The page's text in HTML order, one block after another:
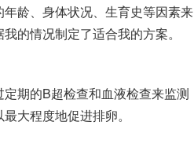
龄、身体状况、生育史等因素来
的情况制定了适合我的方案。
期的B超检查和血液检查来监测
大程度地促进排卵。